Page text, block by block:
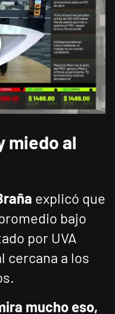
miedo al
explicó que
bajo
por UVA
cercana a los
mucho eso,